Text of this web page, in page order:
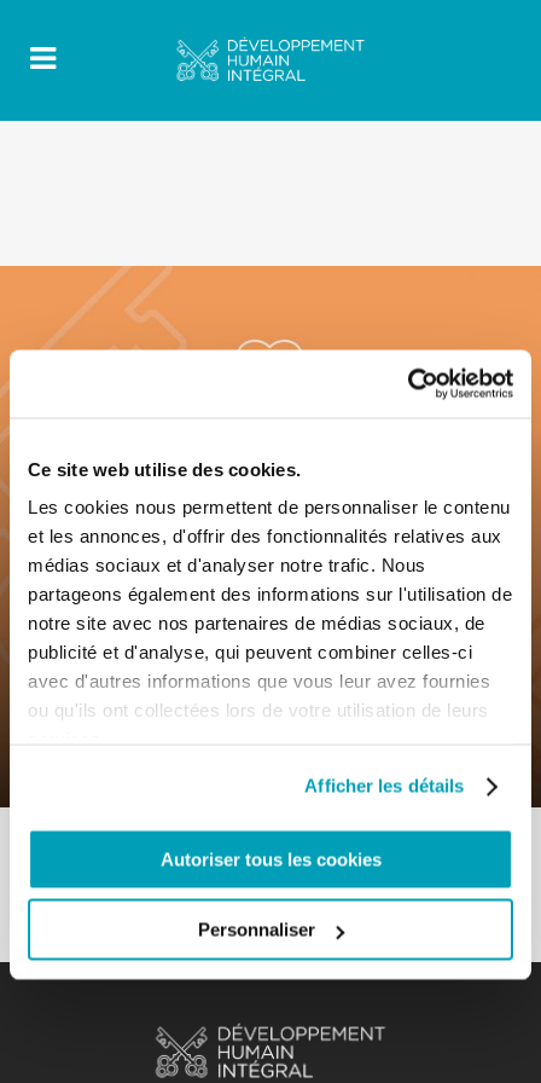
Ce site web utilise des cookies.
Les cookies nous permettent de personnaliser le contenu
et les annonces, d'offrir des fonctionnalités relatives aux
médias sociaux et d'analyser notre trafic. Nous
partageons également des informations sur l'utilisation de
notre site avec nos partenaires de médias sociaux, de
publicité et d'analyse, qui peuvent combiner celles-ci
avec d'autres informations que vous leur avez fournies
ou qu'ils ont collectées lors de votre utilisation de leurs
Afficher les détails
Autoriser tous les cookies
Personnaliser
7 Novembre 2019 | ByMr_admin | 0
Comments |
Sous-thème – Il s’agit de mettre les